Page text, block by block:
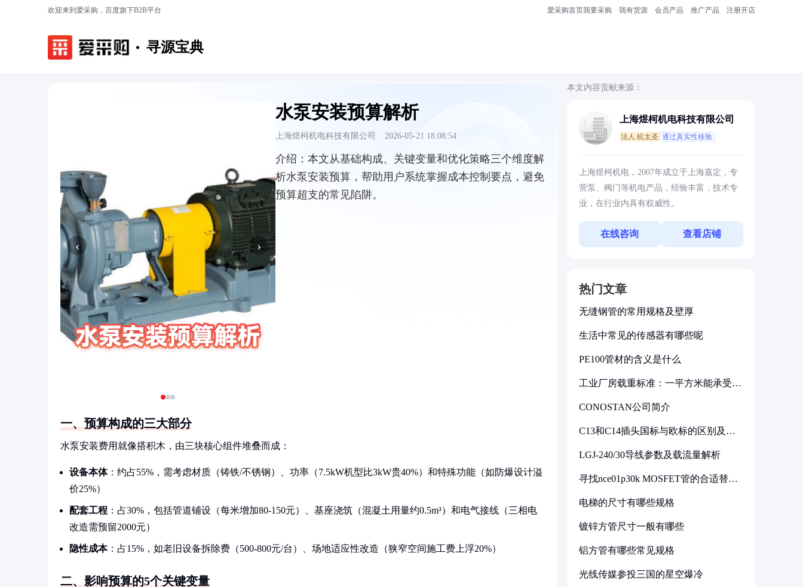
欢迎来到爱采购，百度旗下B2B平台 爱采购首页我要采购 我有货源 会员产品 推广产品 注册开店
寻源宝典
‹ ›
水泵安装预算解析
上海煜柯机电科技有限公司 · 2026-05-21 18:08:54
介绍： 本文从基础构成、关键变量和优化策略三个维度解
析水泵安装预算，帮助用户系统掌握成本控制要点，避免
预算超支的常见陷阱。
一、预算构成的三大部分
水泵安装费用就像搭积木，由三块核心组件堆叠而成：
设备本体：约占55%，需考虑材质（铸铁/不锈钢）、功率（7.5kW机型比3kW贵40%）和特殊功能（如防爆设计溢
价25%）
配套工程 ：占30%，包括管道铺设（每米增加80-150元）、基座浇筑（混凝土用量约0.5m³）和电气接线（三相电
改造需预留2000元）
隐性成本：占15%，如老旧设备拆除费（500-800元/台）、场地适应性改造（狭窄空间施工费上浮20%）
二、影响预算的5个关键变量
本文内容贡献来源：
上海煜柯机电科技有限公司
法人:杭太圣 通过真实性核验
上海煜柯机电，2007年成立于上海嘉定，专
营泵、阀门等机电产品，经验丰富，技术专
业，在行业内具有权威性。
在线咨询 查看店铺
热门文章
无缝钢管的常用规格及壁厚
生活中常见的传感器有哪些呢
PE100管材的含义是什么
工业厂房载重标准：一平方米能承受多
CONOSTAN公司简介
C13和C14插头国标与欧标的区别及其
LGJ-240/30导线参数及载流量解析
寻找nce01p30k MOSFET管的合适替代
电梯的尺寸有哪些规格
镀锌方管尺寸一般有哪些
铝方管有哪些常见规格
光线传媒参投三国的星空爆冷